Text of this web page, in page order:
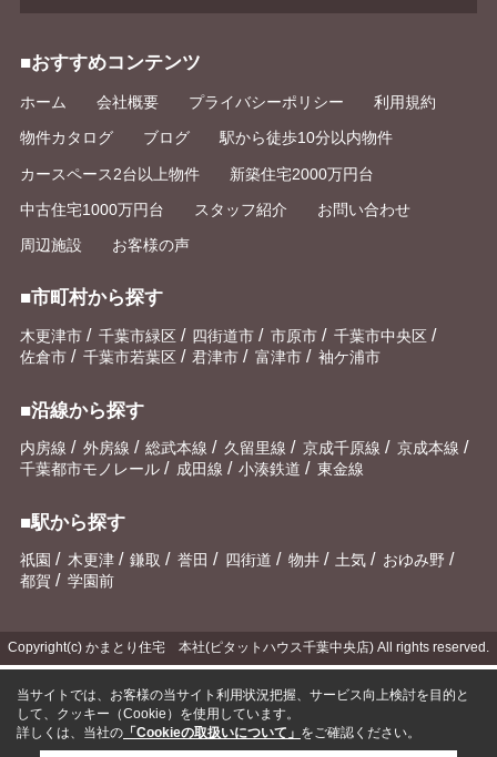
■おすすめコンテンツ
ホーム 会社概要 プライバシーポリシー 利用規約
物件カタログ ブログ 駅から徒歩10分以内物件
カースペース2台以上物件 新築住宅2000万円台
中古住宅1000万円台 スタッフ紹介 お問い合わせ
周辺施設 お客様の声
■市町村から探す
木更津市 / 千葉市緑区 / 四街道市 / 市原市 / 千葉市中央区 /
佐倉市 / 千葉市若葉区 / 君津市 / 富津市 / 袖ケ浦市
■沿線から探す
内房線 / 外房線 / 総武本線 / 久留里線 / 京成千原線 / 京成本線 /
千葉都市モノレール / 成田線 / 小湊鉄道 / 東金線
■駅から探す
祇園 / 木更津 / 鎌取 / 誉田 / 四街道 / 物井 / 土気 / おゆみ野 /
都賀 / 学園前
Copyright(c) かまとり住宅 本社(ピタットハウス千葉中央店) All rights reserved.
当サイトでは、お客様の当サイト利用状況把握、サービス向上検討を目的と
して、クッキー（Cookie）を使用しています。
詳しくは、当社の 「Cookieの取扱いについて」 をご確認ください。